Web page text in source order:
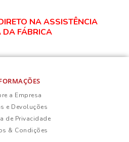
NA ASSISTÊNCIA
DA FÁBRICA
a Empresa
e Devoluções
de Privacidade
& Condições